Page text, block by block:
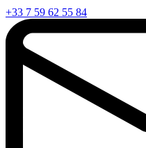
+33 7 59 62 55 84